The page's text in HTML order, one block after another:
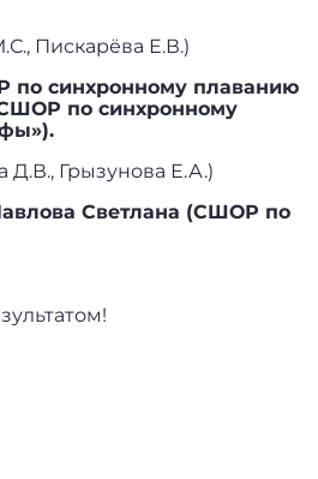
Пискарёва Е.В.)
синхронному плаванию
по синхронному
Д.В., Грызунова Е.А.)
Светлана (СШОР по